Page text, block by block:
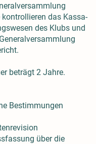
das Kassa-
des Klubs und
beträgt 2 Jahre.
Bestimmungen
über die